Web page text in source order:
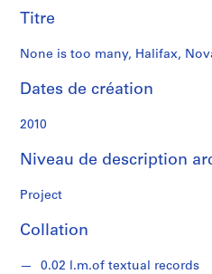
h
a
r
e
é
r
i
e
s
Scotia
Titre
None is too many, Halifax,
Dates de création
2010
Niveau de description
Project
Collation
0.02 l.m.of textual records